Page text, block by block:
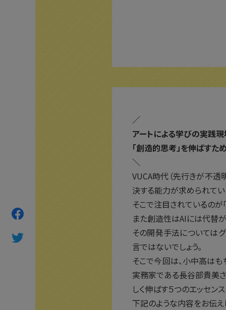
／
アートによる学びの実践
「創造的思考」を伸ばすた
＼
VUCA時代（先行きが不透
決する能力が求められてい
そこで注目されているのが
また創造性はAIには代替
その開発手法については
言ではないでしょう。
そこで今回は、小中高は
実務家である長谷部貴美さ
しく伸ばす５つのエッセン
下記のような内容をお伝え